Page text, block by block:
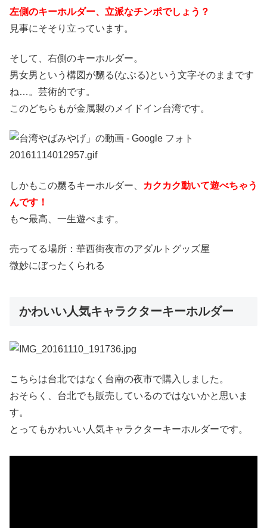
左側のキーホルダー、立派なチンポでしょう？
見事にそそり立っています。
そして、右側のキーホルダー。
男女男という構図が嬲る(なぶる)という文字そのままです
ね…。芸術的です。
このどちらもが金属製のメイドイン台湾です。
しかもこの嬲るキーホルダー、
カクカク動いて遊べちゃう
んです！
も〜最高、一生遊べます。
売ってる場所：華西街夜市のアダルトグッズ屋
微妙にぼったくられる
かわいい人気キャラクターキーホルダー
こちらは台北ではなく台南の夜市で購入しました。
おそらく、台北でも販売しているのではないかと思いま
す。
とってもかわいい人気キャラクターキーホルダーです。